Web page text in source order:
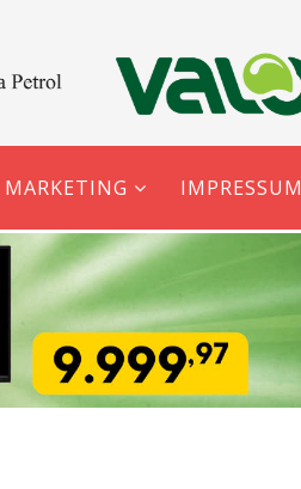
MARKETING IMPRESSUM